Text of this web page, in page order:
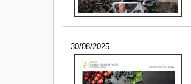
30/08/2025